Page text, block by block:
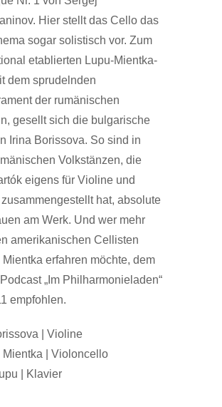
Hier stellt das Cello das
sogar solistisch vor. Zum
etablierten Lupu-Mientka-
dem sprudelnden
der rumänischen
gesellt sich die bulgarische
Irina Borissova. So sind in
Volkstänzen, die
eigens für Violine und
hat, absolute
am Werk. Und wer mehr
amerikanischen Cellisten
erfahren möchte, dem
„Im Philharmonieladen“
empfohlen.
| Violine
Mientka | Violoncello
| Klavier